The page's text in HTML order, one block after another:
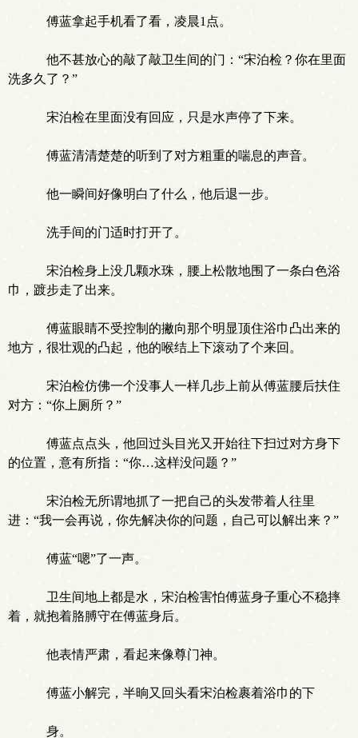
傅蓝拿起手机看了看，凌晨1点。
他不甚放心的敲了敲卫生间的门：“宋泊检？你在里面
洗多久了？”
宋泊检在里面没有回应，只是水声停了下来。
傅蓝清清楚楚的听到了对方粗重的喘息的声音。
他一瞬间好像明白了什么，他后退一步。
洗手间的门适时打开了。
宋泊检身上没几颗水珠，腰上松散地围了一条白色浴
巾，踱步走了出来。
傅蓝眼睛不受控制的撇向那个明显顶住浴巾凸出来的
地方，很壮观的凸起，他的喉结上下滚动了个来回。
宋泊检仿佛一个没事人一样几步上前从傅蓝腰后扶住
对方：“你上厕所？”
傅蓝点点头，他回过头目光又开始往下扫过对方身下
的位置，意有所指：“你…这样没问题？”
宋泊检无所谓地抓了一把自己的头发带着人往里
进：“我一会再说，你先解决你的问题，自己可以解出来？”
傅蓝“嗯”了一声。
卫生间地上都是水，宋泊检害怕傅蓝身子重心不稳摔
着，就抱着胳膊守在傅蓝身后。
他表情严肃，看起来像尊门神。
傅蓝小解完，半晌又回头看宋泊检裹着浴巾的下
身。